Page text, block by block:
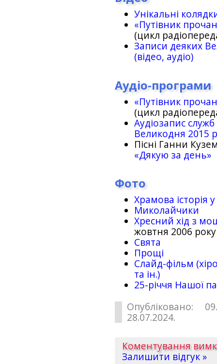
Унікальні
«Путівник
(цикл
Записи деяких
(відео, аудіо)
Аудіо-програми
«Путівник
(цикл
Аудіозапис
Великодня 2015
Пісні Ганни
«Дякую за день»
Фото
Храмова історія
Миколайчики
Хресний хід з
жовтня 2006 року
Свята
Прощі
Слайд-фільм
та ін.)
25-рiччя Нашої
Опубліковано:
28.07.2024.
Коментування
Залишити відгук »